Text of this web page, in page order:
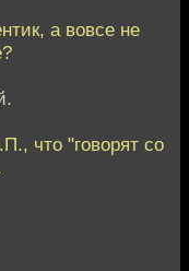
а вовсе не
что "говорят со